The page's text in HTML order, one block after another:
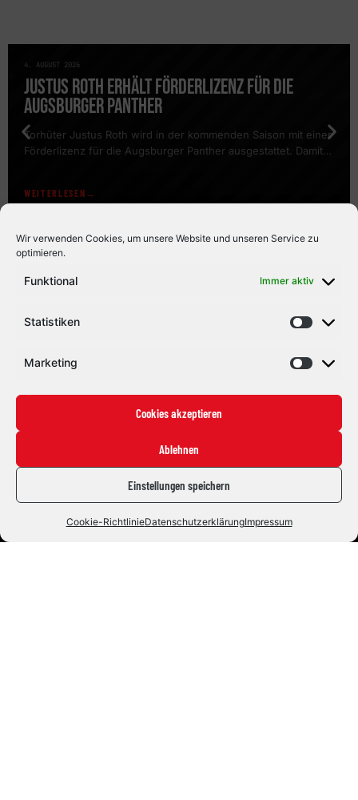
Wir verwenden Cookies, um unsere Website und unseren Service zu
optimieren.
Funktional Immer aktiv
Statistiken
Marketing
Cookies akzeptieren
Ablehnen
Einstellungen speichern
Cookie-RichtlinieDatenschutzerklärungImpressum
NEWS
4. AUGUST 2026
JUSTUS ROTH ERHÄLT FÖRDERLIZENZ FÜR DIE
AUGSBURGER PANTHER
Torhüter Justus Roth wird in der kommenden Saison mit einer
Förderlizenz für die Augsburger Panther ausgestattet. Damit
mit dem Team sowie dem Torwarttrainer der Panther zu
WEITERLESEN